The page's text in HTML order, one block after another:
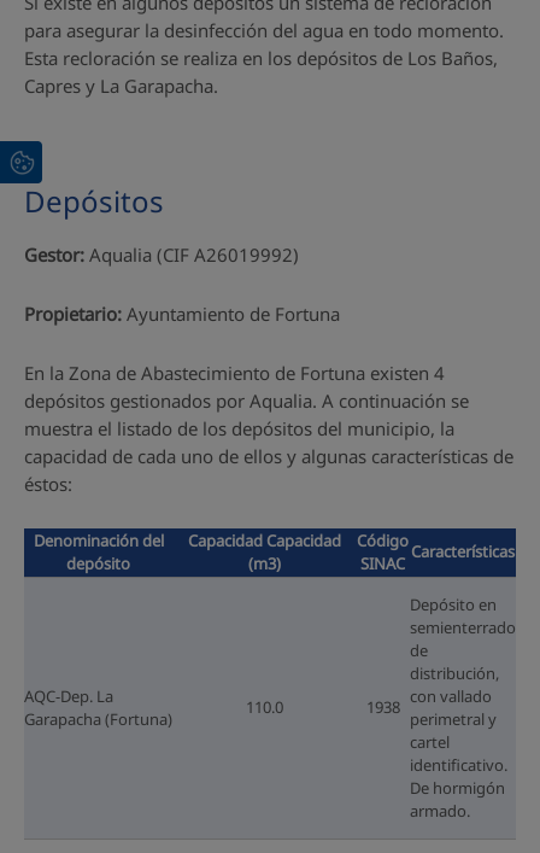
para asegurar la desinfección del agua en todo momento.
Esta recloración se realiza en los depósitos de Los Baños,
Capres y La Garapacha.
Depósitos
Gestor: Aqualia (CIF A26019992)
Propietario: Ayuntamiento de Fortuna
En la Zona de Abastecimiento de Fortuna existen 4
depósitos gestionados por Aqualia. A continuación se
muestra el listado de los depósitos del municipio, la
capacidad de cada uno de ellos y algunas características de
éstos:
Denominación del
depósito
Capacidad Capacidad
(m3)
Código
SINAC
Características
AQC-Dep. La
Garapacha (Fortuna)
110.0 1938
Depósito en
semienterrado
de
distribución,
con vallado
perimetral y
cartel
identificativo.
De hormigón
armado.